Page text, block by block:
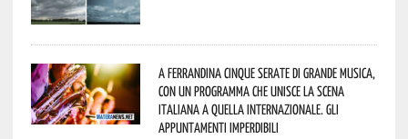
A Ferrandina cinque serate di grande musica,
con un programma che unisce la scena
italiana a quella internazionale. Gli
appuntamenti imperdibili